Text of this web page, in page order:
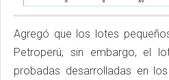
Agregó que los lotes
Petroperú; sin embargo, el
probadas desarrolladas en